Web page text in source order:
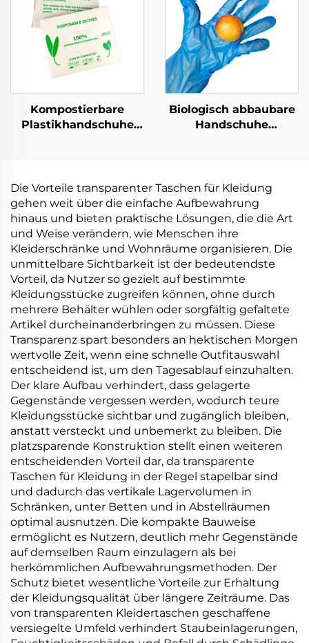
Material
Kompostierbare
Plastikhandschuhe
Material
Biologisch abbaubare
Handschuhe
Material
Die Vorteile transparenter Taschen für Kleidung
gehen weit über die einfache Aufbewahrung
hinaus und bieten praktische Lösungen, die die Art
und Weise verändern, wie Menschen ihre
Kleiderschränke und Wohnräume organisieren. Die
unmittelbare Sichtbarkeit ist der bedeutendste
Vorteil, da Nutzer so gezielt auf bestimmte
Kleidungsstücke zugreifen können, ohne durch
mehrere Behälter wühlen oder sorgfältig gefaltete
Artikel durcheinanderbringen zu müssen. Diese
Transparenz spart besonders an hektischen Morgen
wertvolle Zeit, wenn eine schnelle Outfitauswahl
entscheidend ist, um den Tagesablauf einzuhalten.
Der klare Aufbau verhindert, dass gelagerte
Gegenstände vergessen werden, wodurch teure
Kleidungsstücke sichtbar und zugänglich bleiben,
anstatt versteckt und unbemerkt zu bleiben. Die
platzsparende Konstruktion stellt einen weiteren
entscheidenden Vorteil dar, da transparente
Taschen für Kleidung in der Regel stapelbar sind
und dadurch das vertikale Lagervolumen in
Schränken, unter Betten und in Abstellräumen
optimal ausnutzen. Die kompakte Bauweise
ermöglicht es Nutzern, deutlich mehr Gegenstände
auf demselben Raum einzulagern als bei
herkömmlichen Aufbewahrungsmethoden. Der
Schutz bietet wesentliche Vorteile zur Erhaltung
der Kleidungsqualität über längere Zeiträume. Das
von transparenten Kleidertaschen geschaffene
versiegelte Umfeld verhindert Staubeinlagerungen,